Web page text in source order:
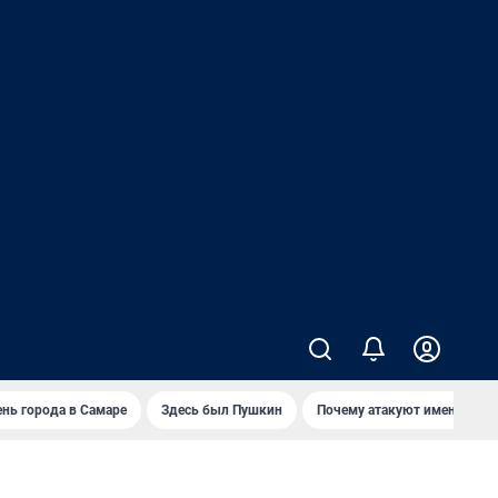
города в Самаре Здесь был Пушкин Почему атакуют именно